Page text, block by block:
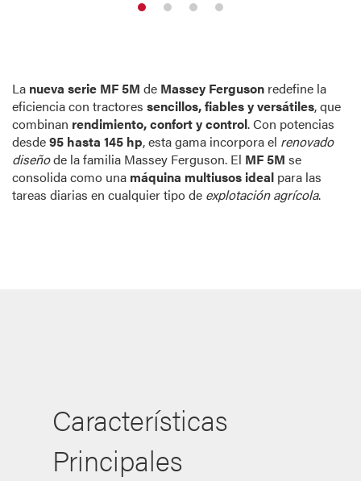
​ La nueva serie MF 5M de Massey Ferguson redefine la
eficiencia con tractores sencillos, fiables y versátiles, que
combinan rendimiento, confort y control. ​ Con potencias
desde95 hasta 145 hp, esta gama incorpora el renovado
diseñode la familia Massey Ferguson. ​ El MF 5M se
consolida como una máquina multiusos ideal para las
tareas diarias en ​ cualquier tipo de explotación agrícola.​
Características
Principales